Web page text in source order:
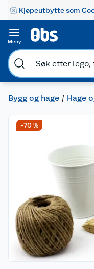
Kjøpeutbytte som
Meny
Bygg og hage Hage
-70 %